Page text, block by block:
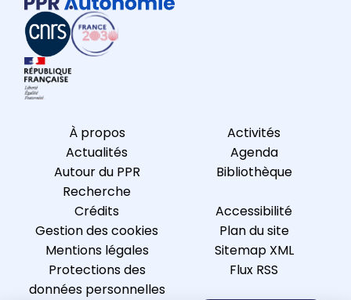
À propos
Actualités
Autour du PPR
Recherche
Activités
Agenda
Bibliothèque
Crédits
Gestion des cookies
Mentions légales
Protections des
données personnelles
Accessibilité
Plan du site
Sitemap XML
Flux RSS